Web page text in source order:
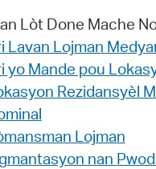
Lòt Done Mache
Lavan Lojman
yo Mande pou
Rezidansyèl
Lojman
nan